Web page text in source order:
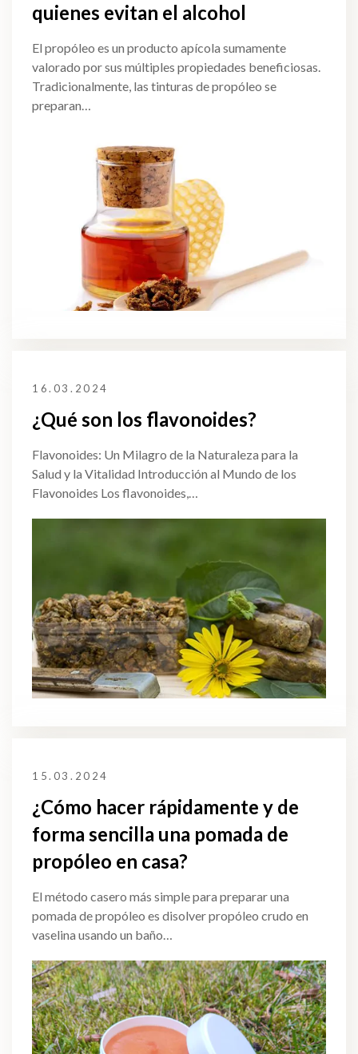
quienes evitan el alcohol
El propóleo es un producto apícola sumamente
valorado por sus múltiples propiedades beneficiosas.
Tradicionalmente, las tinturas de propóleo se
preparan…
16.03.2024
¿Qué son los flavonoides?
Flavonoides: Un Milagro de la Naturaleza para la
Salud y la Vitalidad Introducción al Mundo de los
Flavonoides Los flavonoides,…
15.03.2024
¿Cómo hacer rápidamente y de
forma sencilla una pomada de
propóleo en casa?
El método casero más simple para preparar una
pomada de propóleo es disolver propóleo crudo en
vaselina usando un baño…